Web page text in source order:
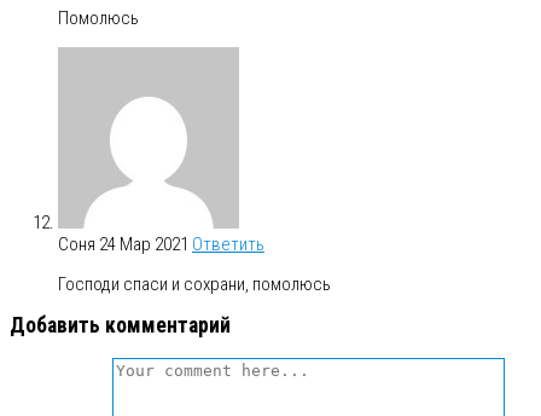
Помолюсь
Соня 24 Мар 2021 Ответить
Господи спаси и сохрани, помолюсь
Добавить комментарий